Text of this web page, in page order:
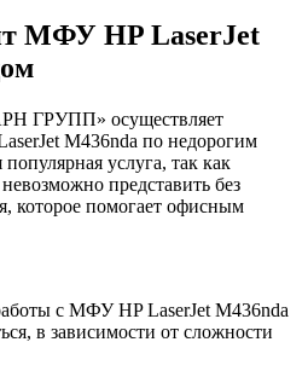
МФУ HP LaserJet
ГРУПП» осуществляет
M436nda по недорогим
услуга, так как
представить без
которое помогает офисным
с МФУ HP LaserJet M436nda
в зависимости от сложности